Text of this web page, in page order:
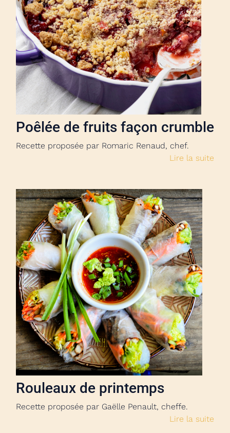
Poêlée de fruits façon crumble
Recette proposée par Romaric Renaud, chef.
Lire la suite
Rouleaux de printemps
Recette proposée par Gaëlle Penault, cheffe.
Lire la suite